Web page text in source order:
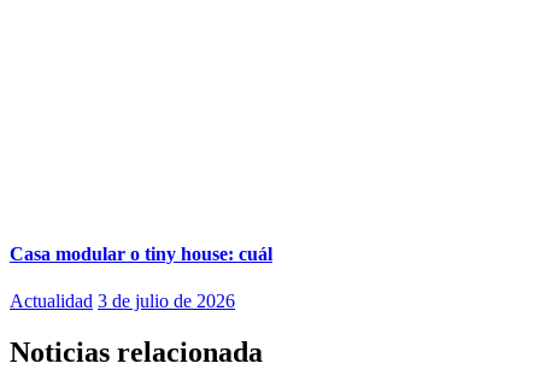
Casa modular o tiny house: cuál
Actualidad 3 de julio de 2026
Noticias relacionada